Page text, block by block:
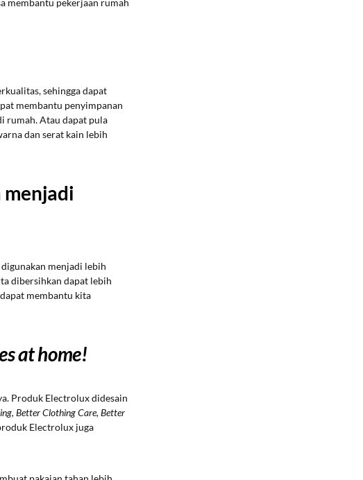
sehingga dapat
membantu penyimpanan
rumah. Atau dapat pula
dan serat kain lebih
menjadi
menjadi lebih
dibersihkan dapat lebih
membantu kita
at home!
Produk Electrolux didesain
Better Clothing Care, Better
Electrolux juga